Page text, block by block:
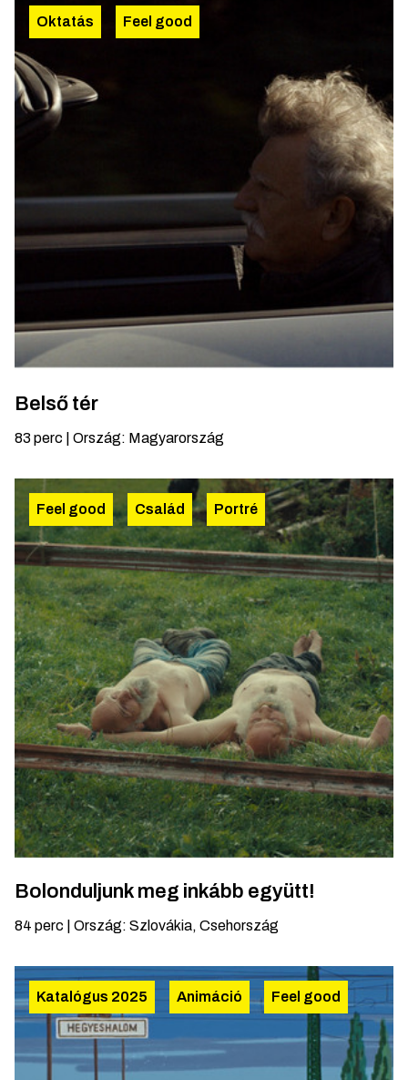
Oktatás Feel good
Belső tér
83 perc Ország: Magyarország
Feel good Család Portré
Bolonduljunk meg inkább együtt!
84 perc Ország: Szlovákia, Csehország
Katalógus 2025 Animáció Feel good